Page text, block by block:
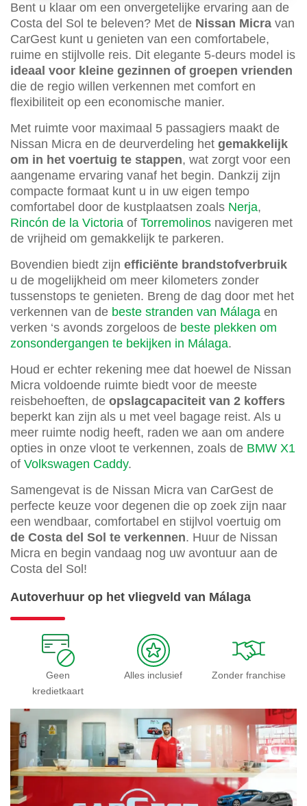
Bent u klaar om een onvergetelijke ervaring aan de
Costa del Sol te beleven? Met de Nissan Micra van
CarGest kunt u genieten van een comfortabele,
ruime en stijlvolle reis. Dit elegante 5-deurs model is
ideaal voor kleine gezinnen of groepen vrienden
die de regio willen verkennen met comfort en
flexibiliteit op een economische manier.
Met ruimte voor maximaal 5 passagiers maakt de
Nissan Micra en de deurverdeling het gemakkelijk
om in het voertuig te stappen, wat zorgt voor een
aangename ervaring vanaf het begin. Dankzij zijn
compacte formaat kunt u in uw eigen tempo
comfortabel door de kustplaatsen zoals Nerja,
Rincón de la Victoria of Torremolinos navigeren met
de vrijheid om gemakkelijk te parkeren.
Bovendien biedt zijn efficiënte brandstofverbruik
u de mogelijkheid om meer kilometers zonder
tussenstops te genieten. Breng de dag door met het
verkennen van de beste stranden van Málaga en
verken ‘s avonds zorgeloos de beste plekken om
zonsondergangen te bekijken in Málaga.
Houd er echter rekening mee dat hoewel de Nissan
Micra voldoende ruimte biedt voor de meeste
reisbehoeften, de opslagcapaciteit van 2 koffers
beperkt kan zijn als u met veel bagage reist. Als u
meer ruimte nodig heeft, raden we aan om andere
opties in onze vloot te verkennen, zoals de BMW X1
of Volkswagen Caddy.
Samengevat is de Nissan Micra van CarGest de
perfecte keuze voor degenen die op zoek zijn naar
een wendbaar, comfortabel en stijlvol voertuig om
de Costa del Sol te verkennen. Huur de Nissan
Micra en begin vandaag nog uw avontuur aan de
Costa del Sol!
Autoverhuur op het vliegveld van Málaga
Geen
kredietkaart
Alles inclusief Zonder franchise